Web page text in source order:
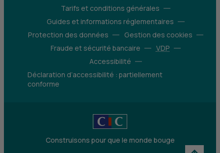
Tarifs et conditions générales
Guides et informations réglementaires
Protection des données
Gestion des cookies
Fraude et sécurité bancaire
VDP
Accessibilité
Déclaration d’accessibilité : partiellement
conforme
Construisons pour que le monde bouge